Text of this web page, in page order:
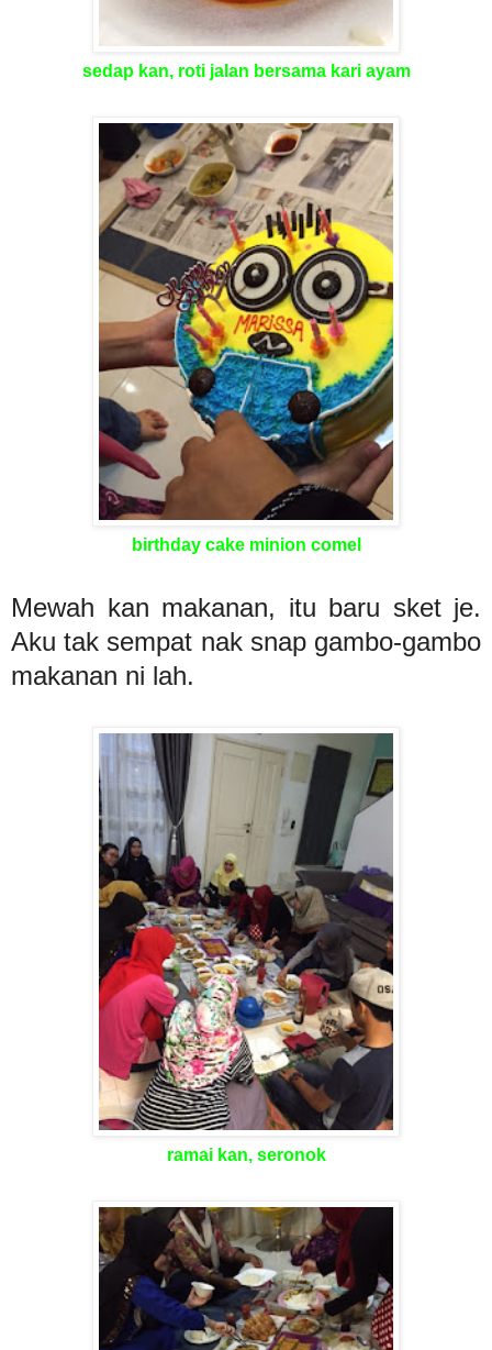
sedap kan, roti jalan bersama kari ayam
birthday cake minion comel
Mewah kan makanan, itu baru sket je.
Aku tak sempat nak snap gambo-gambo
makanan ni lah.
ramai kan, seronok